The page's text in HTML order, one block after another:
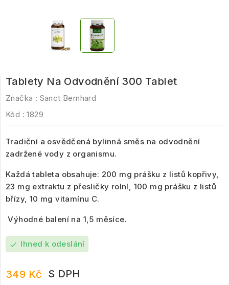
Tablety Na Odvodnění 300 Tablet
Značka : Sanct Bernhard
Kód : 1829
Tradiční a osvědčená bylinná směs na odvodnění
zadržené vody z organismu.
Každá tableta obsahuje: 200 mg prášku z listů kopřivy,
23 mg extraktu z přesličky rolní, 100 mg prášku z listů
břízy, 10 mg vitamínu C.
Výhodné balení na 1,5 měsíce.
check Ihned k odeslání
349 Kč S DPH